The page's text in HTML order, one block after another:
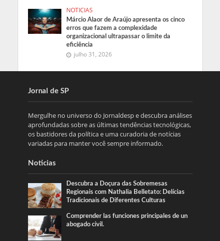
NOTICIAS
Márcio Alaor de Araújo apresenta os cinco
erros que fazem a complexidade
organizacional ultrapassar o limite da
eficiência
julho 31, 2026
Jornal de SP
Mergulhe no universo do Jornaldesp e descubra análises
aprofundadas sobre as últimas tendências tecnológicas,
os bastidores da política e uma curadoria de notícias
variadas para manter você sempre informado.
Noticias
Descubra a Doçura das Sobremesas
Regionais com Nathalia Belletato: Delícias
Tradicionais de Diferentes Culturas
Comprender las funciones principales de un
abogado civil.